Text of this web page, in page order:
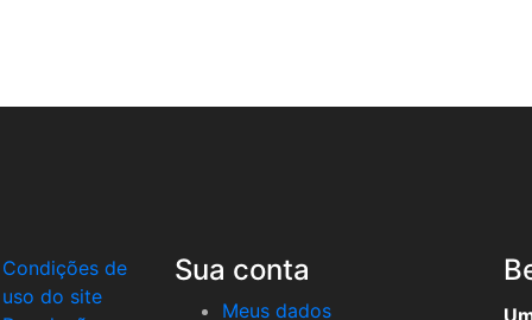
Condições de
uso do site
Sua conta
Meus dados